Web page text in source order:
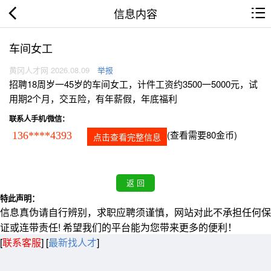
信息内容
车间女工
黄冈人才网 2026.08.09 举报
招聘18周岁一45岁的车间女工，计件工资约3500一5000元，试
用期2个月，交五险，有年薪假，年底福利
联系人手机/微信：
136****4393 点击查看完整信息 (查看需要80金币)
特此声明：
信息真伪请自行辨别，求职应聘须谨慎，网站对此不承担任何保
证或连带责任! 希望我们的平台能为您带来更多的便利！
[联系客服] [最新找人才]